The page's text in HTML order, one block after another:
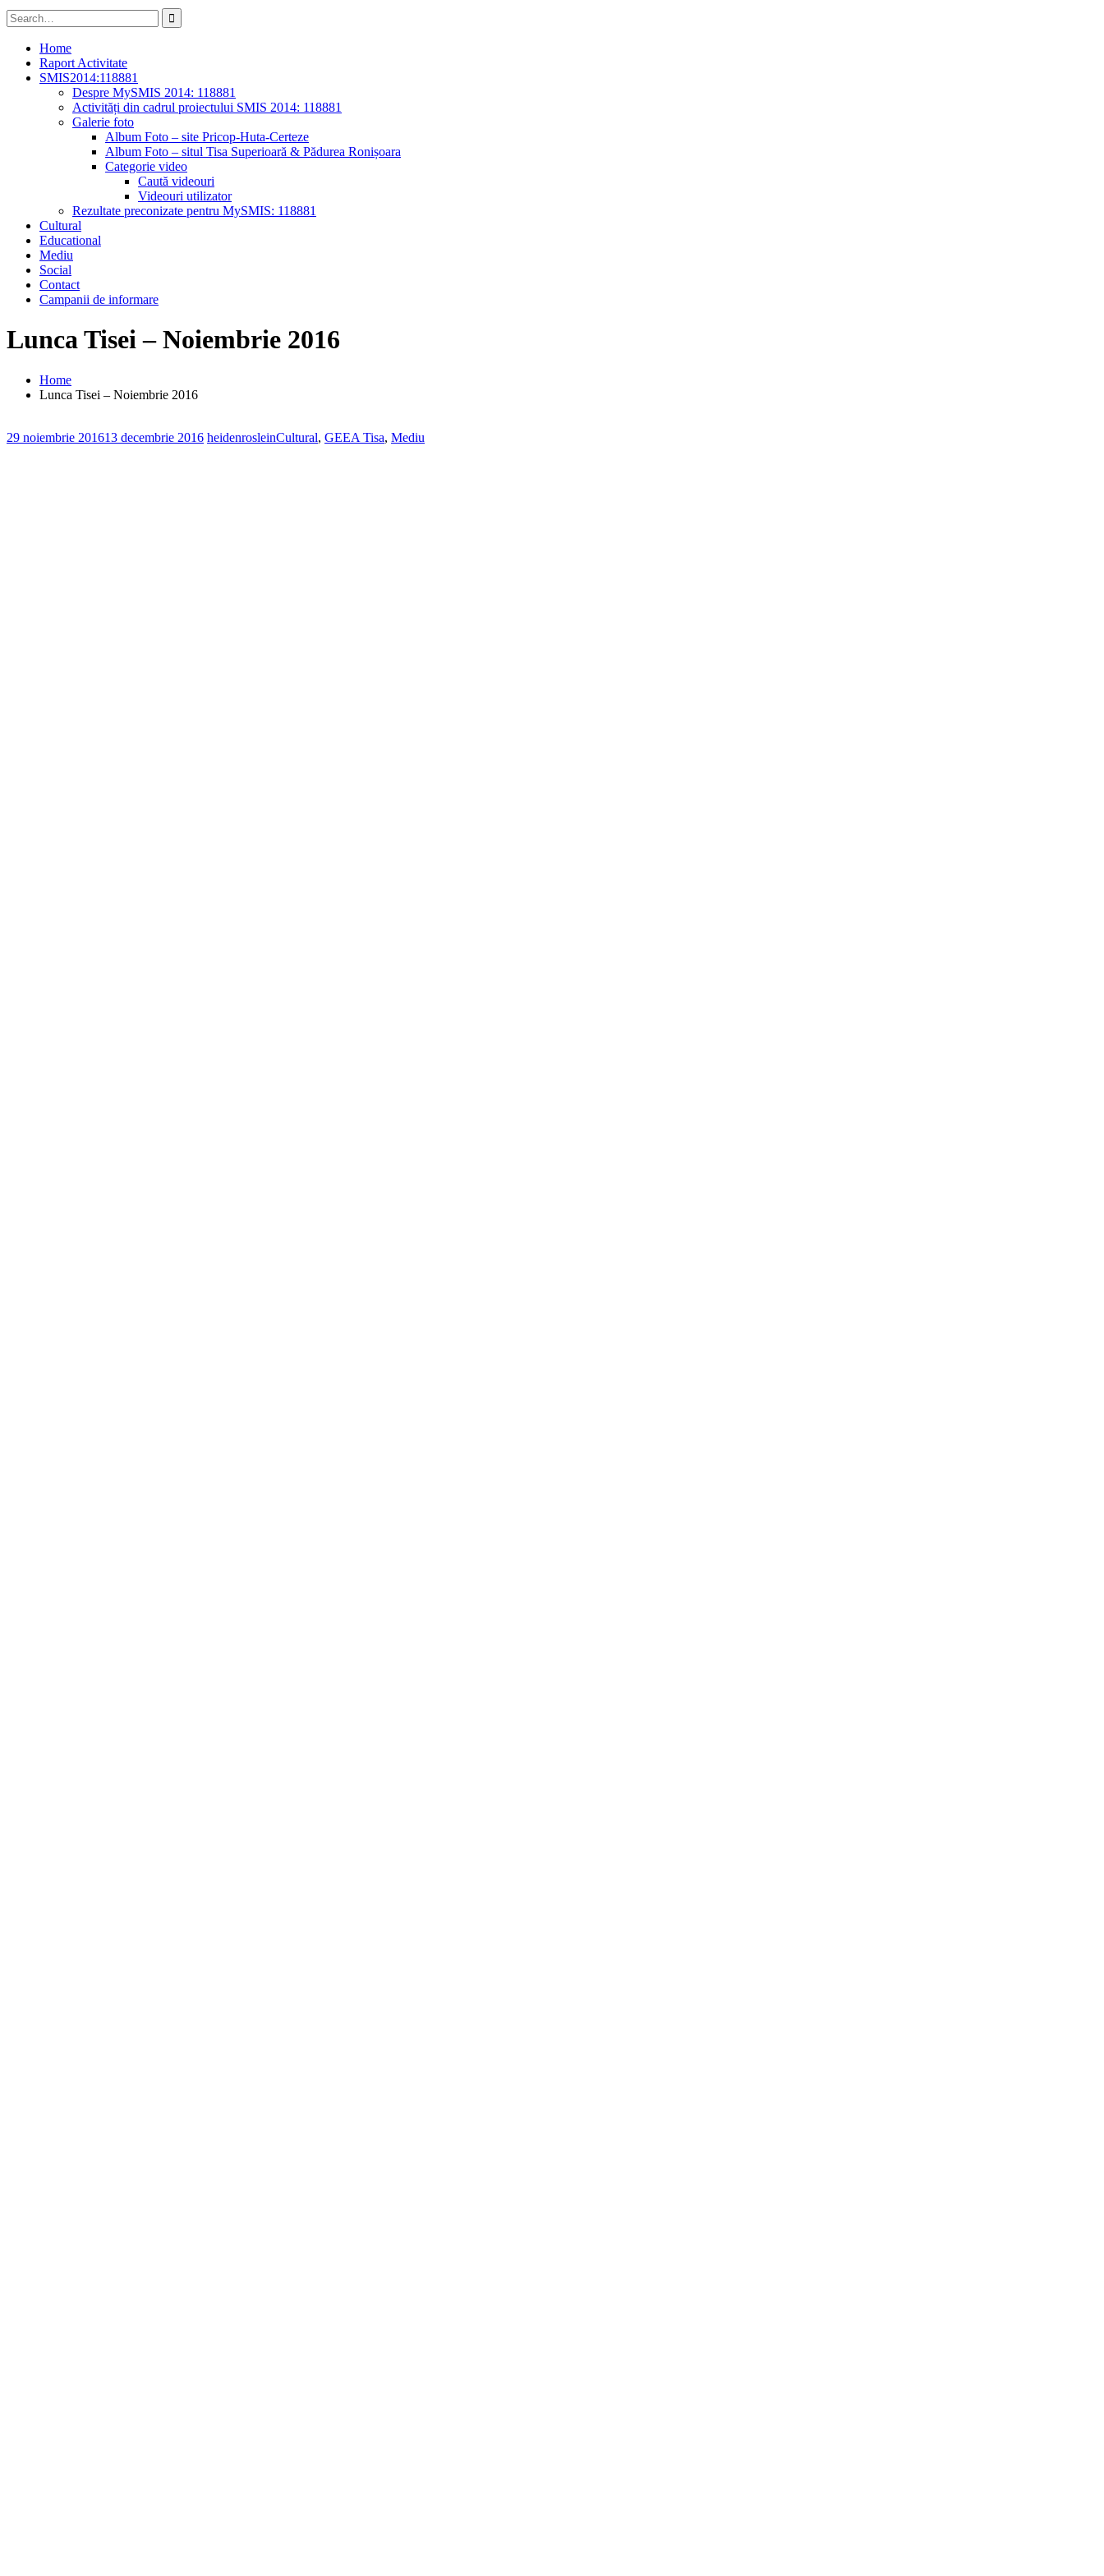
Search
for:
Home
Raport Activitate
SMIS2014:118881
Despre MySMIS 2014: 118881
Activități din cadrul proiectului SMIS 2014: 118881
Galerie foto
Album Foto – site Pricop-Huta-Certeze
Album Foto – situl Tisa Superioară & Pădurea Ronișoara
Categorie video
Caută videouri
Videouri utilizator
Rezultate preconizate pentru MySMIS: 118881
Cultural
Educational
Mediu
Social
Contact
Campanii de informare
Lunca Tisei – Noiembrie 2016
Home
Lunca Tisei – Noiembrie 2016
29 noiembrie 201613 decembrie 2016 heidenrosleinCultural, GEEA Tisa, Mediu